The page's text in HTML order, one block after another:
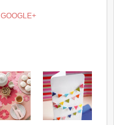
GOOGLE+